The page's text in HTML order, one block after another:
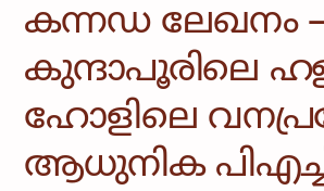
സമാലോചന
കന്നഡ ലേഖനം – ​
കുന്ദാപൂരിലെ
ഹോളിലെ
ആധുനിക